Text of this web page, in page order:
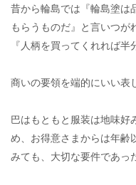
昔から輪島では『輪島塗は
もらうものだ』と言いつが
『人柄を買ってくれれば半
商いの要領を端的にいい表
巴はもともと服装は地味好
め、お得意さまからは年齢
みても、大切な要件であっ